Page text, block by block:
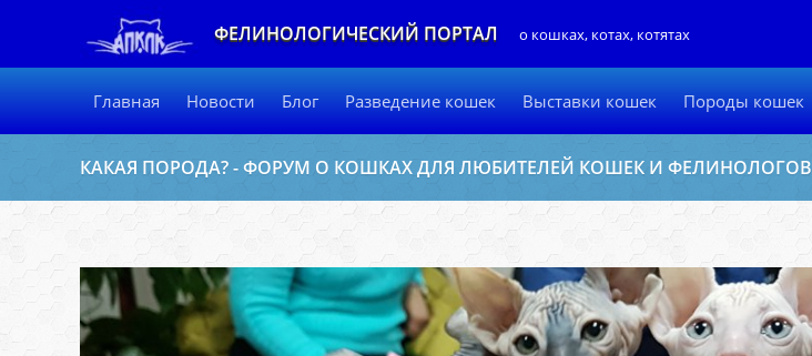
ФЕЛИНОЛОГИЧЕСКИЙ ПОРТАЛ о кошках, котах, котятах
Главная Новости Блог Разведение кошек Выставки кошек Породы кошек
КАКАЯ ПОРОДА? - ФОРУМ О КОШКАХ ДЛЯ ЛЮБИТЕЛЕЙ КОШЕК И ФЕЛИНОЛОГОВ